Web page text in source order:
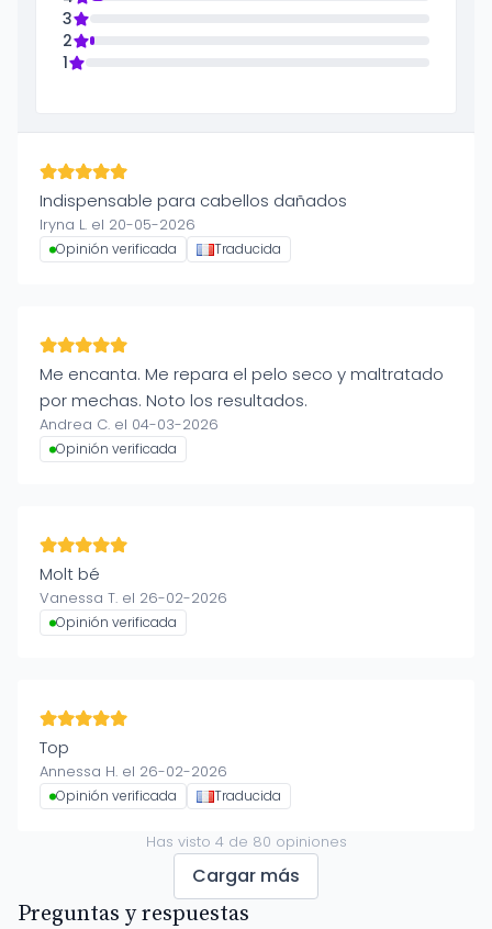
3
2
1
Indispensable para cabellos dañados
Iryna L. el 20-05-2026
Opinión verificada Traducida
Me encanta. Me repara el pelo seco y maltratado
por mechas. Noto los resultados.
Andrea C. el 04-03-2026
Opinión verificada
Molt bé
Vanessa T. el 26-02-2026
Opinión verificada
Top
Annessa H. el 26-02-2026
Opinión verificada Traducida
Has visto 4de 80 opiniones
Cargar más
Preguntas y respuestas